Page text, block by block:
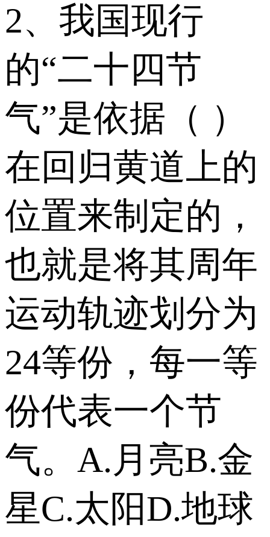
2、我国现行
的“二十四节
气”是依据（ ）
在回归黄道上的
位置来制定的，
也就是将其周年
运动轨迹划分为
24等份，每一等
份代表一个节
气。 A.月亮 B.金
星 C.太阳 D.地球